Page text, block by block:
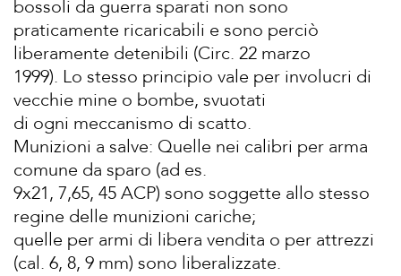
bossoli da guerra sparati non sono
praticamente ricaricabili e sono perciò
liberamente detenibili (Circ. 22 marzo
1999). Lo stesso principio vale per involucri di
vecchie mine o bombe, svuotati
di ogni meccanismo di scatto.
Munizioni a salve: Quelle nei calibri per arma
comune da sparo (ad es.
9x21, 7,65, 45 ACP) sono soggette allo stesso
regine delle munizioni cariche;
quelle per armi di libera vendita o per attrezzi
(cal. 6, 8, 9 mm) sono liberalizzate.